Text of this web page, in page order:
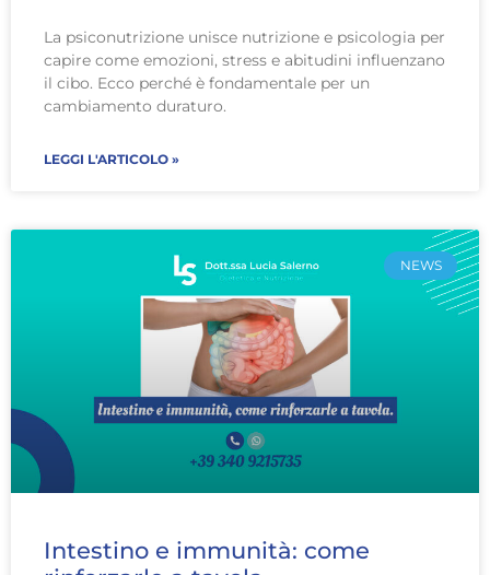
La psiconutrizione unisce nutrizione e psicologia per
capire come emozioni, stress e abitudini influenzano
il cibo. Ecco perché è fondamentale per un
cambiamento duraturo.
LEGGI L'ARTICOLO »
NEWS
Intestino e immunità: come